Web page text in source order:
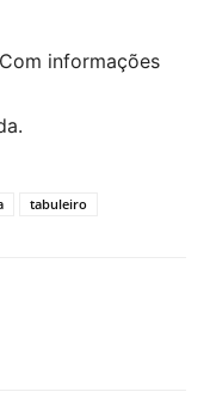
informações
tabuleiro